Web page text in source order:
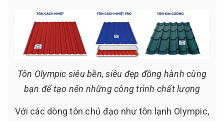
Tôn Olympic siêu bền, siêu đẹp đồng hành cùng
bạn để tạo nên những công trình chất lượng
Với các dòng tôn chủ đạo như tôn lạnh Olympic,